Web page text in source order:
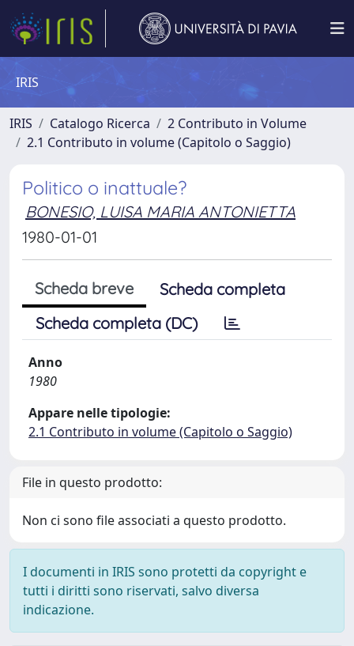
IRIS
IRIS Catalogo Ricerca
2 Contributo in Volume
2.1 Contributo in volume (Capitolo o Saggio)
Politico o inattuale?
BONESIO, LUISA MARIA ANTONIETTA
1980-01-01
Scheda breve
Scheda completa
Scheda completa (DC)
Anno
1980
Appare nelle tipologie:
2.1 Contributo in volume (Capitolo o Saggio)
File in questo prodotto:
Non ci sono file associati a questo prodotto.
I documenti in IRIS sono protetti da copyright e
tutti i diritti sono riservati, salvo diversa
indicazione.